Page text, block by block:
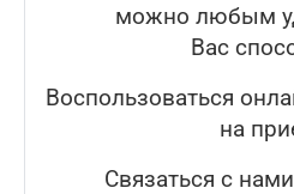
можно любым
Вас
Воспользоваться
на
Связаться с